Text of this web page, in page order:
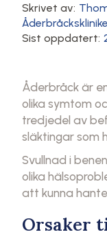
Skrivet av:
Sist oppdatert:
Åderbråck är
olika symtom
tredjedel av
släktingar som
Svullnad i
olika
att kunna
Orsaker